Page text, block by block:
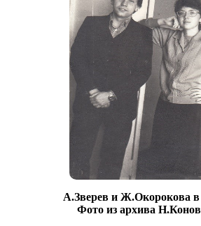
А.Зверев и Ж.Окорокова в
Фото из архива